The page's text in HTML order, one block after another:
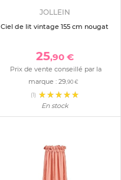
JOLLEIN
Ciel de lit vintage 155 cm nougat
25,90 €
Prix de vente conseillé par la
marque :29,90 €
(1)
En stock